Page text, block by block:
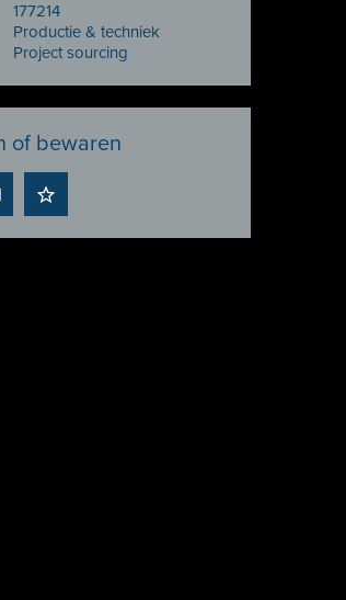
177214
Productie & techniek
Project sourcing
of bewaren